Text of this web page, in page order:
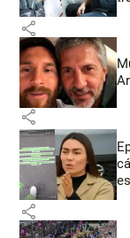
share
share
share